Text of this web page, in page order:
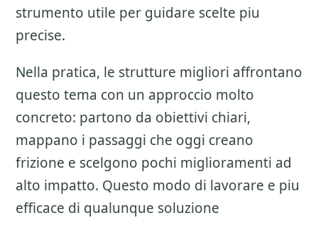
strumento utile per guidare scelte piu
precise.
Nella pratica, le strutture migliori affrontano
questo tema con un approccio molto
concreto: partono da obiettivi chiari,
mappano i passaggi che oggi creano
frizione e scelgono pochi miglioramenti ad
alto impatto. Questo modo di lavorare e piu
efficace di qualunque soluzione